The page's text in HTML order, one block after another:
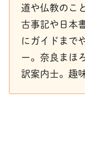
道や仏教のこ
古事記や日本
にガイドまで
ー。奈良まほ
訳案内士。趣